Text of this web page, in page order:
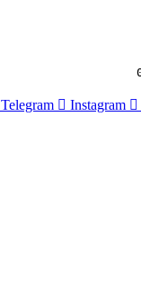
Telegram Instagram